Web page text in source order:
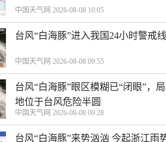
中国天气网 2026-08-08 10:05
台风“白海豚”进入我国24小时警戒
中国天气网 2026-08-08 09:55
台风“白海豚”眼区模糊已“闭眼”，
地位于台风危险半圆
中国天气网 2026-08-08 09:28
台风“白海豚”来势汹汹 今起浙江雨